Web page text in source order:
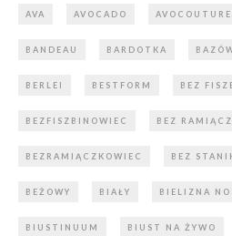
AVA AVOCADO AVOCOUTURE
BANDEAU BARDOTKA
BERLEI BESTFORM BEZ
BEZFISZBINOWIEC BEZ
BEZRAMIĄCZKOWIEC BEZ
BEŻOWY BIAŁY BIELIZNA
BIUSTINUUM BIUST NA ŻYWO